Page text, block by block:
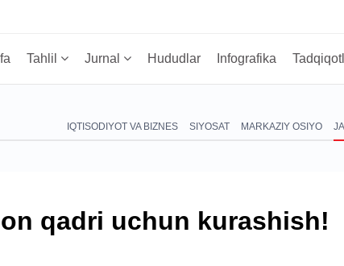
Tahlil Jurnal Hududlar Infografika
IQTISODIYOT VA BIZNES SIYOSAT MARKAZIY OSIYO
qadri uchun kurashish!